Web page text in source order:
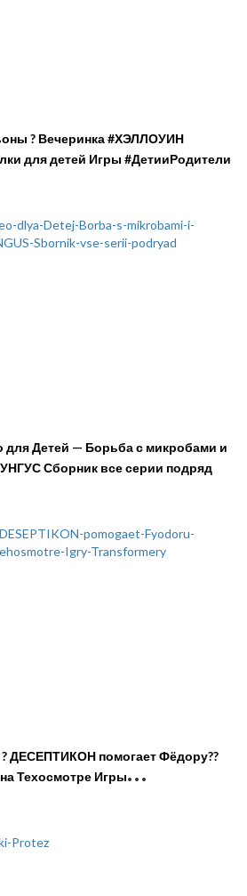
? Вечеринка #ХЭЛЛОУИН
для детей Игры #ДетииРодители
Детей — Борьба с микробами и
Сборник все серии подряд
ДЕСЕПТИКОН помогает Фёдору??
Техосмотре Игры